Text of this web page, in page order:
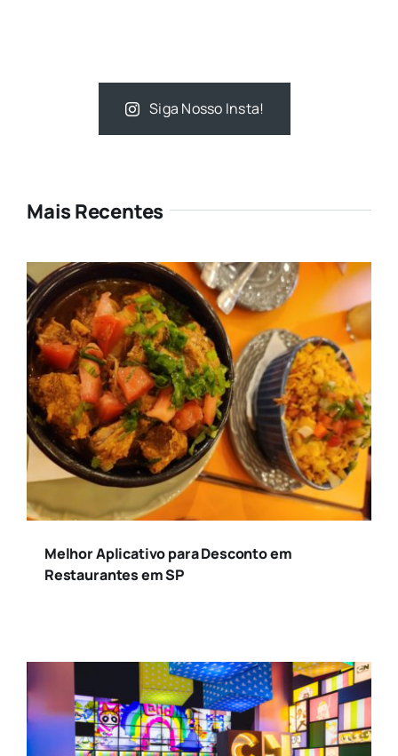
Siga Nosso Insta!
Mais Recentes
Melhor Aplicativo para Desconto em
Restaurantes em SP